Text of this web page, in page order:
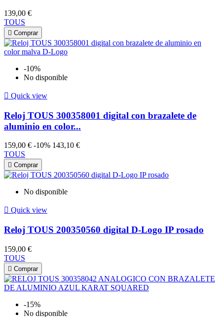
139,00 €
TOUS
 Comprar
-10%
No disponible
 Quick view
Reloj TOUS 300358001 digital con brazalete de
aluminio en color...
159,00 € -10% 143,10 €
TOUS
 Comprar
No disponible
 Quick view
Reloj TOUS 200350560 digital D-Logo IP rosado
159,00 €
TOUS
 Comprar
-15%
No disponible